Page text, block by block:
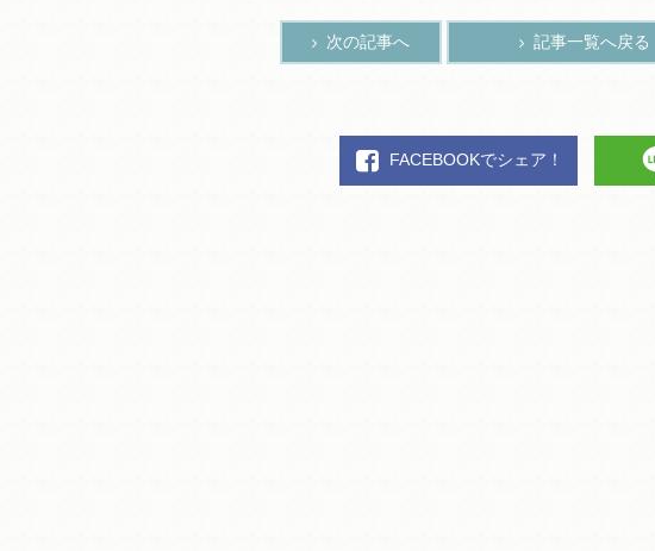
次の記事へ 記事一覧へ戻る
FACEBOOKでシェア！